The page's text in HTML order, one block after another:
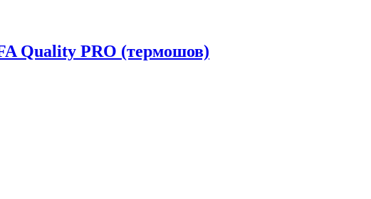
Quality PRO (термошов)